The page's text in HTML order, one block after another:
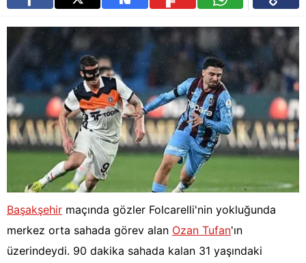
Başakşehir maçında gözler Folcarelli'nin yokluğunda
merkez orta sahada görev alan Ozan Tufan'ın
üzerindeydi. 90 dakika sahada kalan 31 yaşındaki